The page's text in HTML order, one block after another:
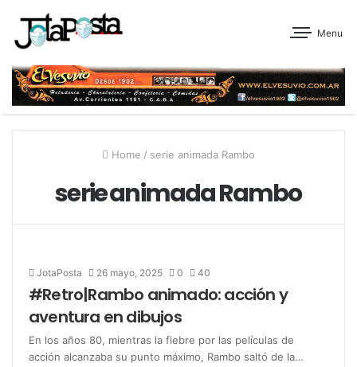
Menu
Home / serie animada Rambo
serie animada Rambo
JotaPosta 26 mayo, 2025 0 40
#Retro|Rambo animado: acción y
aventura en dibujos
En los años 80, mientras la fiebre por las películas de
acción alcanzaba su punto máximo, Rambo saltó de la…